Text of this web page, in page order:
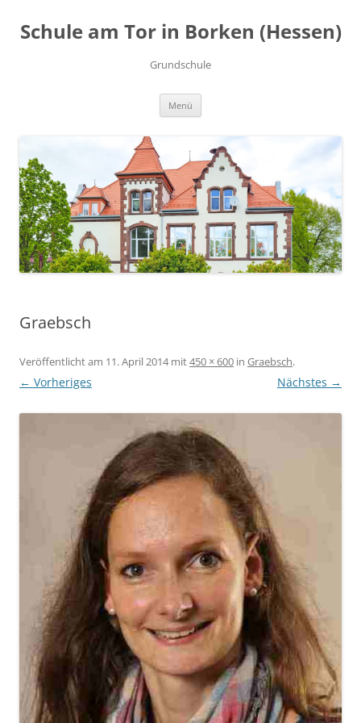
springen
Schule am Tor in Borken (Hessen)
Grundschule
Menü
Graebsch
Veröffentlicht am 11. April 2014mit450 × 600 in Graebsch.
← Vorheriges Nächstes →